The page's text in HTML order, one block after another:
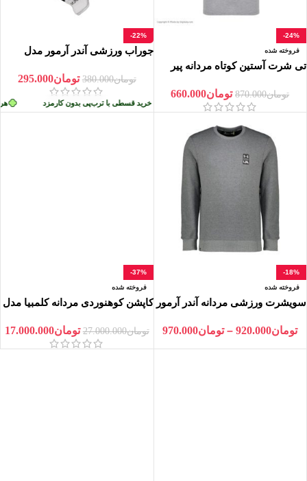
-24%
فروخته شده
تی شرت آستین کوتاه مردانه پیر
تومان870.000 تومان660.000
هر هر قسط تومان خرید قسطی با ترب‌پی بدون کارمزد کارمزد
-22%
جوراب ورزشی آندر آرمور مدل
تومان380.000 تومان295.000
-18%
فروخته شده
سویشرت ورزشی مردانه آندر آرمور
تومان920.000
– تومان970.000
-37%
فروخته شده
کاپشن کوهنوردی مردانه کلمبیا مدل
تومان27.000.000 تومان17.000.000